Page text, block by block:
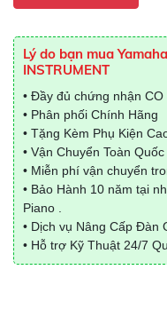
Lý do bạn mua
INSTRUMENT
• Đầy đủ chứng nhận CO
• Phân phối Chính Hãng
• Tặng Kèm Phụ Kiện
• Vận Chuyển Toàn
• Miễn phí vận chuyển
• Bảo Hành 10 năm tại
Piano .
• Dịch vụ Nâng Cấp Đàn
• Hỗ trợ Kỹ Thuật 24/7